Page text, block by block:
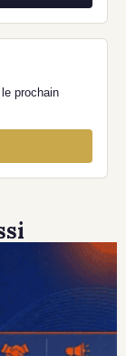
prochain